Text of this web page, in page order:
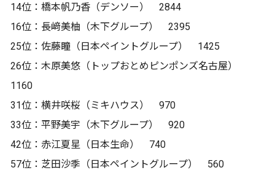
14位：橋本帆乃香（デンソー） 2844
16位：長﨑美柚（木下グループ） 2395
25位：佐藤瞳（日本ペイントグループ） 1425
26位：木原美悠（トップおとめピンポンズ名古屋）
1160
31位：横井咲桜（ミキハウス） 970
33位：平野美宇（木下グループ） 920
42位：赤江夏星（日本生命） 740
57位：芝田沙季（日本ペイントグループ） 560